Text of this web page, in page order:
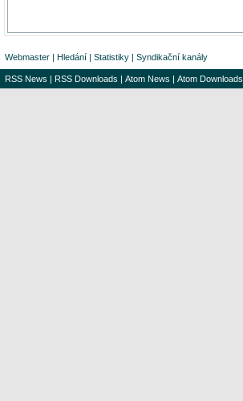
Webmaster | Hledání | Statistiky | Syndikační kanály
RSS News | RSS Downloads | Atom News | Atom Downloads